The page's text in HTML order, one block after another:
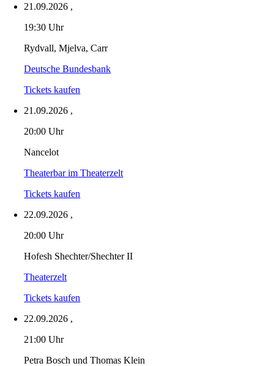
21.09.2026 ,
19:30 Uhr
Rydvall, Mjelva, Carr
Deutsche Bundesbank
Tickets kaufen
21.09.2026 ,
20:00 Uhr
Nancelot
Theaterbar im Theaterzelt
Tickets kaufen
22.09.2026 ,
20:00 Uhr
Hofesh Shechter/Shechter II
Theaterzelt
Tickets kaufen
22.09.2026 ,
21:00 Uhr
Petra Bosch und Thomas Klein